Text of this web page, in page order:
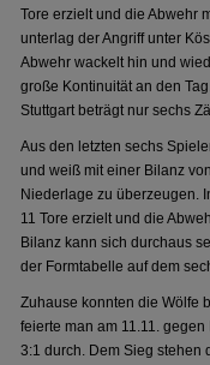
Tore erzielt und die Abwehr
unterlag der Angriff unter
Abwehr wackelt hin und
große Kontinuität an den
Stuttgart beträgt nur sechs
Aus den letzten sechs
und weiß mit einer Bilanz
Niederlage zu überzeugen.
11 Tore erzielt und die
Bilanz kann sich durchaus
der Formtabelle auf dem
Zuhause konnten die Wölfe
feierte man am 11.11.
3:1 durch. Dem Sieg